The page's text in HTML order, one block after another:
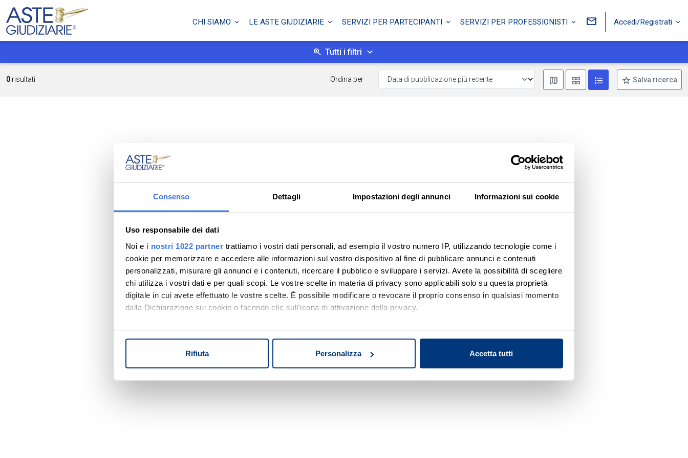
Consenso Dettagli Impostazioni degli annunci Informazioni sui cookie
Uso responsabile dei dati
Noi e i nostri 1022 partner trattiamo i vostri dati personali, ad esempio il vostro numero IP, utilizzando tecnologie come i
cookie per memorizzare e accedere alle informazioni sul vostro dispositivo al fine di pubblicare annunci e contenuti
personalizzati, misurare gli annunci e i contenuti, ricercare il pubblico e sviluppare i servizi. Avete la possibilità di scegliere
chi utilizza i vostri dati e per quali scopi. Le vostre scelte in materia di privacy sono applicabili solo su questa proprietà
digitale in cui avete effettuato le vostre scelte. È possibile modificare o revocare il proprio consenso in qualsiasi momento
dalla Dichiarazione sui cookie o facendo clic sull'icona di attivazione della privacy.
Identificare il tuo dispositivo, scansionandolo attivamente alla ricerca di caratteristiche specifiche (impronte
digitali).
Rifiuta Personalizza Accetta tutti
CHI SIAMO LE ASTE GIUDIZIARIE SERVIZI PER PARTECIPANTI SERVIZI PER PROFESSIONISTI Accedi/Registrati
Tutti i filtri
0 risultati Ordina per Mostra mappaMostra come box
Mostra come lista
Salva ricerca
Nessun risultato di ricerca
Prova a modificare o rimuovere alcuni filtri o
a cambiare l'area di ricerca.